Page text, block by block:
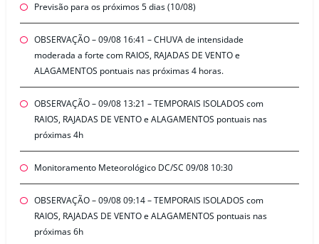
Previsão para os próximos 5 dias (10/08)
OBSERVAÇÃO – 09/08 16:41 – CHUVA de intensidade
moderada a forte com RAIOS, RAJADAS DE VENTO e
ALAGAMENTOS pontuais nas próximas 4 horas.
OBSERVAÇÃO – 09/08 13:21 – TEMPORAIS ISOLADOS com
RAIOS, RAJADAS DE VENTO e ALAGAMENTOS pontuais nas
próximas 4h
Monitoramento Meteorológico DC/SC 09/08 10:30
OBSERVAÇÃO – 09/08 09:14 – TEMPORAIS ISOLADOS com
RAIOS, RAJADAS DE VENTO e ALAGAMENTOS pontuais nas
próximas 6h